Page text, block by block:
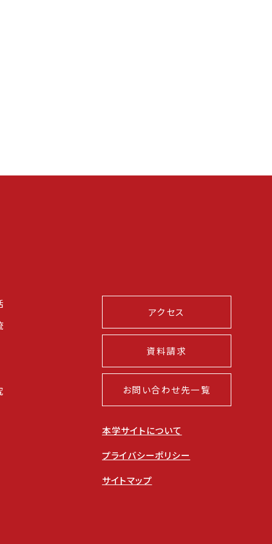
アクセス
資料請求
お問い合わせ先一覧
本学サイトについて
プライバシーポリシー
サイトマップ